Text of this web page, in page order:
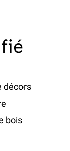
décors
bois